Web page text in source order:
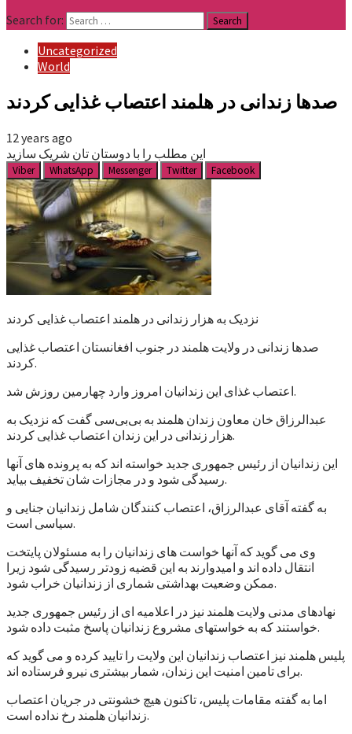
Search for:
Uncategorized
World
صدها زندانی در هلمند اعتصاب غذایی کردند
12 years ago
این مطلب را با دوستان تان شریک سازید
Viber WhatsApp Messenger Twitter Facebook
نزدیک به هزار زندانی در هلمند اعتصاب غذایی کردند
صدها زندانی در ولایت هلمند در جنوب افغانستان اعتصاب غذایی
کردند.
اعتصاب غذای این زندانیان امروز وارد چهارمین روزش شد.
عبدالرزاق خان معاون زندان هلمند به بی‌بی‌سی گفت که نزدیک به
هزار زندانی در این زندان اعتصاب غذایی کردند.
این زندانیان از رئیس جمهوری جدید خواسته اند که به پرونده های آنها
رسیدگی شود و در مجازات شان تخفیف بیاید.
به گفته آقای عبدالرزاق، اعتصاب کنندگان شامل زندانیان جنایی و
سیاسی است.
وی می گوید که آنها خواست های زندانیان را به مسئولان پایتخت
انتقال داده اند و امیدوارند به این قضیه زودتر رسیدگی شود زیرا
ممکن وضعیت بهداشتی شماری از زندانیان خراب شود.
نهادهای مدنی ولایت هلمند نیز در اعلامیه ای از رئیس جمهوری جدید
خواستند که به خواستهای مشروع زندانیان پاسخ مثبت داده شود.
پلیس هلمند نیز اعتصاب زندانیان این ولایت را تایید کرده و می گوید که
برای تامین امنیت این زندان، شمار بیشتری نیرو فرستاده اند.
اما به گفته مقامات پلیس، تاکنون هیچ خشونتی در جریان اعتصاب
زندانیان هلمند رخ نداده است.